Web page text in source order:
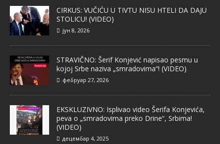
CIRKUS: VUČIĆU U TIVTU NISU HTELI DA DAJU
STOLICU! (VIDEO)
јун 8, 2026
STRAVIČNO: Šerif Konjević napisao pesmu u
kojoj Srbe naziva „smradovima“! (VIDEO)
фебруар 27, 2026
EKSKLUZIVNO: Isplivao video Šerifa Konjevića,
peva o „smradovima preko Drine“, Srbima!
(VIDEO)
децембар 4, 2025